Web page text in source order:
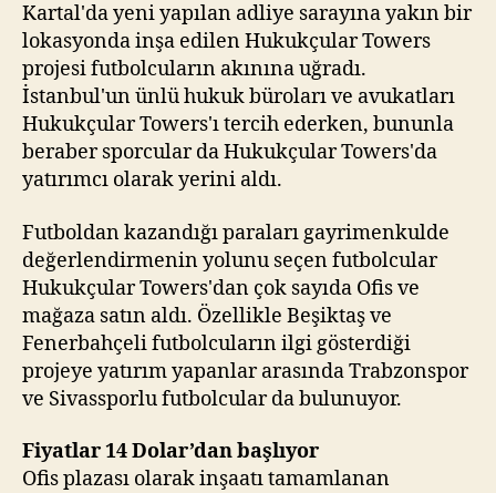
Kartal'da yeni yapılan adliye sarayına yakın bir
lokasyonda inşa edilen Hukukçular Towers
projesi futbolcuların akınına uğradı.
İstanbul'un ünlü hukuk büroları ve avukatları
Hukukçular Towers'ı tercih ederken, bununla
beraber sporcular da Hukukçular Towers'da
yatırımcı olarak yerini aldı.
Futboldan kazandığı paraları gayrimenkulde
değerlendirmenin yolunu seçen futbolcular
Hukukçular Towers'dan çok sayıda Ofis ve
mağaza satın aldı. Özellikle Beşiktaş ve
Fenerbahçeli futbolcuların ilgi gösterdiği
projeye yatırım yapanlar arasında Trabzonspor
ve Sivassporlu futbolcular da bulunuyor.
Fiyatlar 14 Dolar’dan başlıyor
Ofis plazası olarak inşaatı tamamlanan